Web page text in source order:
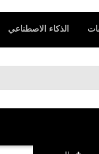
الذكاء الاصطناعي